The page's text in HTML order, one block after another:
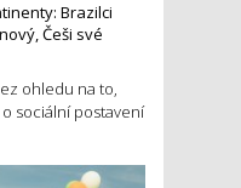
Brazilci
Češi své
ohledu na to,
sociální postavení